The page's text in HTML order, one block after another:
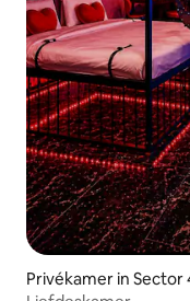
Privékamer in Sector